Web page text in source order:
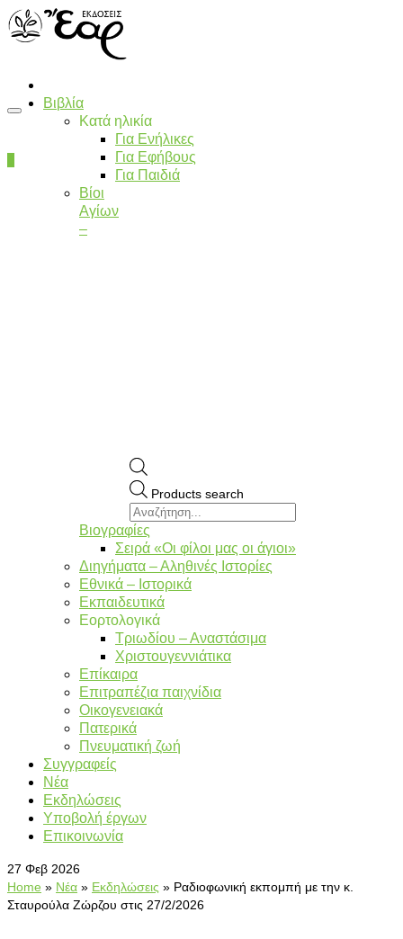
Products search
Βιβλία
Κατά ηλικία
Για Ενήλικες
Για Εφήβους
Για Παιδιά
Βίοι
Αγίων
–
Βιογραφίες
Σειρά «Οι φίλοι μας οι άγιοι»
Διηγήματα – Αληθινές Ιστορίες
Εθνικά – Ιστορικά
Εκπαιδευτικά
Εορτολογικά
Τριωδίου – Αναστάσιμα
Χριστουγεννιάτικα
Επίκαιρα
Επιτραπέζια παιχνίδια
Οικογενειακά
Πατερικά
Πνευματική ζωή
Συγγραφείς
Νέα
Εκδηλώσεις
Υποβολή έργων
Επικοινωνία
27 Φεβ 2026
Home » Νέα » Εκδηλώσεις » Ραδιοφωνική εκπομπή με την κ.
Σταυρούλα Ζώρζου στις 27/2/2026